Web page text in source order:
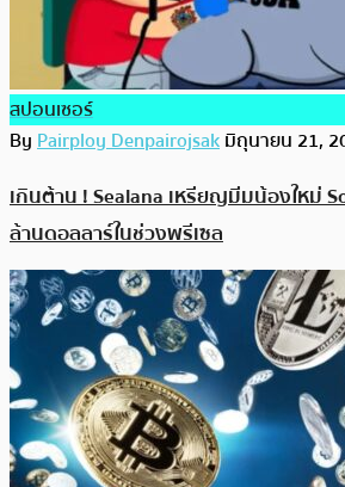
สปอนเซอร์
ByPairploy Denpairojsakมิถุนายน 21,
เกินต้าน ! Sealana เหรียญมีมน้องใหม่
ล้านดอลลาร์ในช่วงพรีเซล